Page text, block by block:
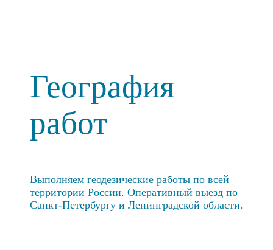
География
работ
Выполняем геодезические работы по всей
территории России. Оперативный выезд по
Санкт-Петербургу и Ленинградской области.